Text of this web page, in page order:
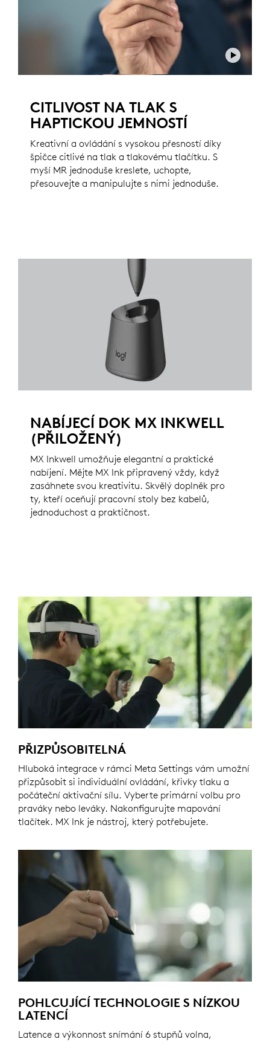
CITLIVOST NA TLAK S
HAPTICKOU JEMNOSTÍ
Kreativní a ovládání s vysokou přesností díky
špičce citlivé na tlak a tlakovému tlačítku. S
myší MR jednoduše kreslete, uchopte,
přesouvejte a manipulujte s nimi jednoduše.
NABÍJECÍ DOK MX INKWELL
(PŘILOŽENÝ)
MX Inkwell umožňuje elegantní a praktické
nabíjení. Mějte MX Ink připravený vždy, když
zasáhnete svou kreativitu. Skvělý doplněk pro
ty, kteří oceňují pracovní stoly bez kabelů,
jednoduchost a praktičnost.
PŘIZPŮSOBITELNÁ
Hluboká integrace v rámci Meta Settings vám umožní
přizpůsobit si individuální ovládání, křivky tlaku a
počáteční aktivační sílu. Vyberte primární volbu pro
praváky nebo leváky. Nakonfigurujte mapování
tlačítek. MX Ink je nástroj, který potřebujete.
POHLCUJÍCÍ TECHNOLOGIE S NÍZKOU
LATENCÍ
Latence a výkonnost snímání 6 stupňů volna,